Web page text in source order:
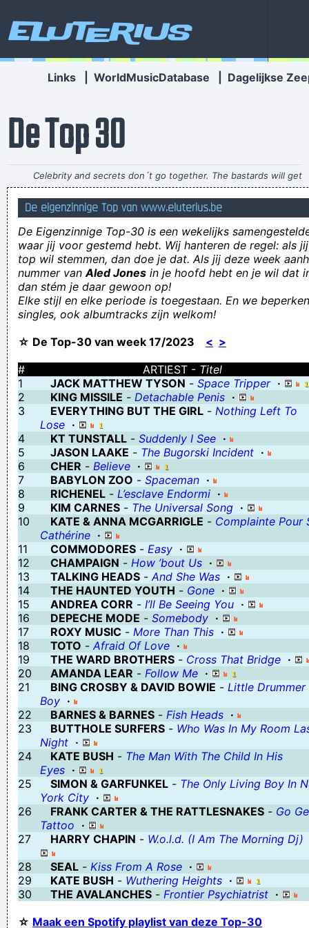
Eluterius
Links WorldMusicDatabase Dagelijkse
De Top 30
Celebrity and secrets don´t go together. The bastards will get
you in the end~ George Michael
JIJ!? Werk vinden??? Met dàt achterlijk gezicht??
MOEHAHAHAHAHA!!!!
het onderste uit de kast halen
praat niet over jezelf, doen wij wel
oogcontact van het eenzaamste soort...
de leerling snapt er niets meer van
Laatst zag ik een man op een spijkerbed liggen. ik vroeg: 'Bent u
fakir?', zegt ie: 'Nee, alleen op dinsdag!'
this is the group with Kenny G, George Michael,... and Snow...
Yeah! It's a super suck-group
De man die het meest op Mickey Mouse lijkt, zonder make-up of
valse snor, is Frank de Braak.
Laten we wat meer op elkaar neerkijken
Ik ben de belichaming van het woord "IRRITANT"
hoewel tieten beter smaken dan frieten, zijn frieten toch niet
mis
Ja tijdens de vakantie doet het klimaat er niet toe precies he ...
Vooral angstsweat. Bijna geen glory.
Verknoei je tijd op een nuttige manier!
Geej se lèllike voel hod!
De eigenzinnige Top van www.eluterius.be
De Eigenzinnige Top-30 is een wekelijks
waar jij voor gestemd hebt. Wij hanteren de regel: als
top wil stemmen, dan doe je dat. Als jij deze week
nummer vanAled Jones in je hoofd hebt en je wil dat
dan stém je daar gewoon op!
Elke stijl en elke periode is toegestaan. En we
singles, ook albumtracks zijn welkom!
☆ De Top-30 van week 17/2023 < >
#
ARTIEST - Titel
1
JACK MATTHEW TYSON - Space Tripper ·
2
KING MISSILE - Detachable Penis ·
3
EVERYTHING BUT THE GIRL - Nothing Left To
Lose ·
4
KT TUNSTALL - Suddenly I See ·
5
JASON LAAKE - The Bugorski Incident ·
6
CHER - Believe ·
7
BABYLON ZOO - Spaceman ·
8
RICHENEL - L’esclave Endormi ·
9
KIM CARNES - The Universal Song ·
10
KATE & ANNA MCGARRIGLE - Complainte Pour
Cathérine ·
11
COMMODORES - Easy ·
12
CHAMPAIGN - How ’bout Us ·
13
TALKING HEADS -And She Was ·
14
THE HAUNTED YOUTH - Gone ·
15
ANDREA CORR - I’ll Be Seeing You ·
16
DEPECHE MODE - Somebody ·
17
ROXY MUSIC - More Than This ·
18
TOTO - Afraid Of Love ·
19
THE WARD BROTHERS - Cross That Bridge ·
20
AMANDA LEAR - Follow Me ·
21
BING CROSBY & DAVID BOWIE - Little Drummer
Boy ·
22
BARNES & BARNES - Fish Heads ·
23
BUTTHOLE SURFERS - Who Was In My Room
Night ·
24
KATE BUSH - The Man With The Child In His
Eyes ·
25
SIMON & GARFUNKEL - The Only Living Boy In
York City ·
26
FRANK CARTER & THE RATTLESNAKES - Go
Tattoo ·
27
HARRY CHAPIN - W.o.l.d. (I Am The Morning Dj)
28
SEAL - Kiss From A Rose ·
29
KATE BUSH - Wuthering Heights ·
30
THE AVALANCHES - Frontier Psychiatrist ·
☆ Maak een Spotify playlist van deze Top-30